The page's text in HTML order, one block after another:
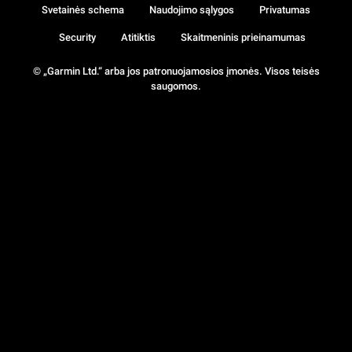
© „Garmin Ltd.“ arba jos patronuojamosios įmonės. Visos teisės
saugomos.
Svetainės schema Naudojimo sąlygos Privatumas
Security Atitiktis Skaitmeninis prieinamumas